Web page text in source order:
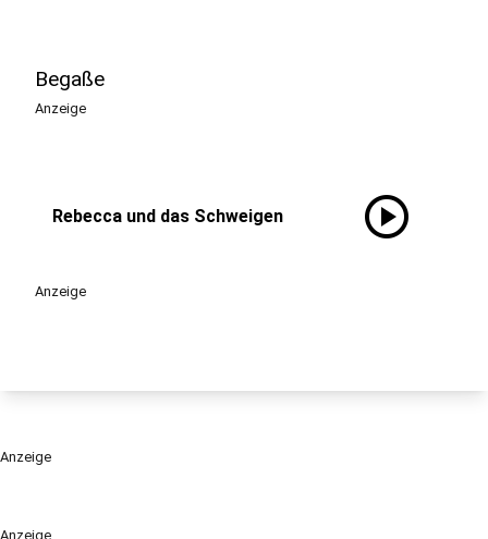
Anzeige
Begaße
Anzeige
Rebecca und das Schweigen play_circle
Anzeige
Anzeige